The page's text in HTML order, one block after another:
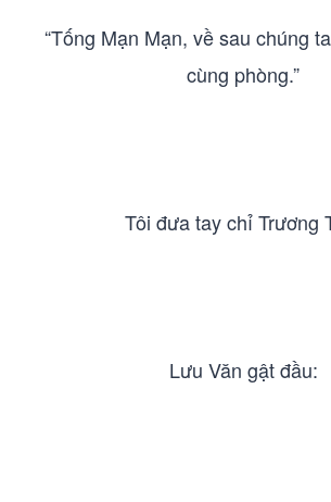
“Tống Mạn Mạn, về sau chúng
cùng phòng.”
Tôi đưa tay chỉ Trương
Lưu Văn gật đầu: